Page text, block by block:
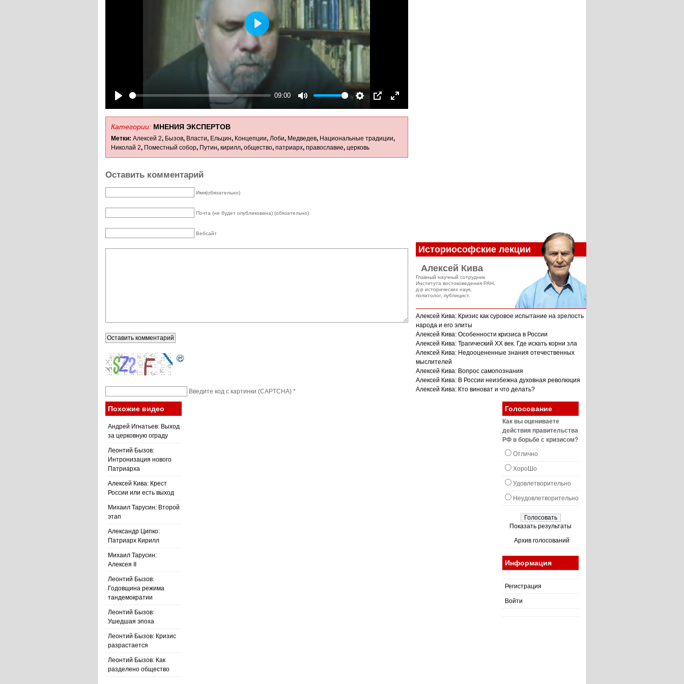
09:00
fullscreen
Play
Категории: МНЕНИЯ ЭКСПЕРТОВ
Метки: Алексей 2, Бызов, Власти, Ельцин, Концепции, Лоби, Медведев, Национальные традиции,
Николай 2, Поместный собор, Путин, кирилл, общество, патриарх, православие, церковь
Оставить комментарий
Имя(обязательно)
Почта (не будет опубликована) (обязательно)
Вебсайт
Введите код с картинки (CAPTCHA) *
Историософские лекции
Алексей Кива
Главный научный сотрудник
Института востоковедения РАН,
д-р исторических наук,
политолог, публицист.
Алексей Кива: Кризис как суровое испытание на зрелость
народа и его элиты
Алексей Кива: Особенности кризиса в России
Алексей Кива: Трагический XX век. Где искать корни зла
Алексей Кива: Недооцененные знания отечественных
мыслителей
Алексей Кива: Вопрос самопознания
Алексей Кива: В России неизбежна духовная революция
Алексей Кива: Кто виноват и что делать?
Похожие видео
Андрей Игнатьев: Выход
за церковную ограду
Леонтий Бызов:
Интронизация нового
Патриарха
Алексей Кива: Крест
России или есть выход
Михаил Тарусин: Второй
этап
Александр Ципко:
Патриарх Кирилл
Михаил Тарусин:
Алексея II
Леонтий Бызов:
Годовщина режима
тандемократии
Леонтий Бызов:
Ушедшая эпоха
Леонтий Бызов: Кризис
разрастается
Леонтий Бызов: Как
разделено общество
Голосование
Как вы оцениваете
действия правительства
РФ в борьбе с кризисом?
Отлично
ХороШо
Удовлетворительно
Неудовлетворительно
Показать результаты
Архив голосований
Информация
Регистрация
Войти